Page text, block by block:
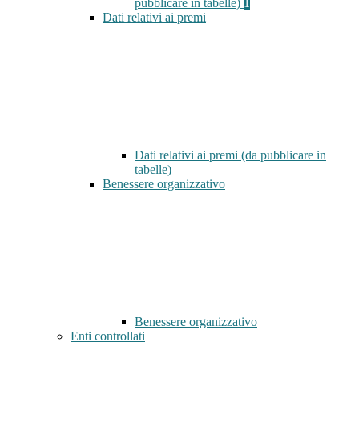
pubblicare in tabelle)
Dati relativi ai premi
Dati relativi ai premi (da pubblicare in
tabelle)
Benessere organizzativo
Benessere organizzativo
Enti controllati